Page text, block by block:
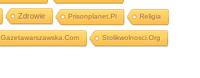
Zdrowie Prisonplanet.pl Religia
Gazetawarszawska.com Stolikwolnosci.org